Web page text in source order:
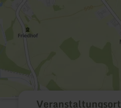
Veranstaltungsort